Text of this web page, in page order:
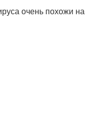
очень похожи на